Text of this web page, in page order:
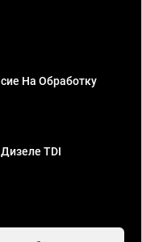
На Обработку
TDI
781302555843,